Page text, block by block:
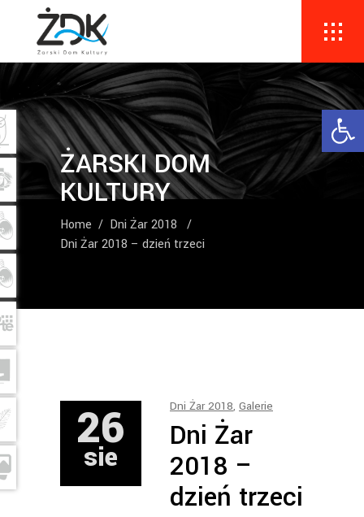
ŻARSKI DOM
KULTURY
Home / Dni Żar 2018
/
Dni Żar 2018 – dzień trzeci
26
sie
Dni Żar 2018, Galerie
Dni Żar
2018 –
dzień trzeci